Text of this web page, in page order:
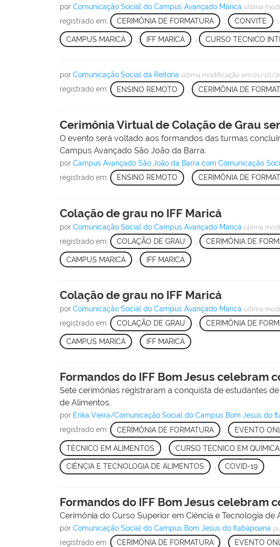
porComunicação Social do Campus Avançado Maricá última
registrado em: CERIMÔNIA DE FORMATURA CONVITE
CAMPUS MARICÁ IFF MARICÁ CURSO TÉCNICO
porComunicação Social da Reitoria última modificação em 01/10/
registrado em: ENSINO REMOTO CERIMÔNIA DE
Cerimônia Virtual de Colação de Grau
O evento será voltado aos formandos das turmas
Campus Avançado São João da Barra.
porCampus Avançado São João da Barra com Comunicação
registrado em: ENSINO REMOTO , CERIMÔNIA DE
Colação de grau no IFF Maricá
porComunicação Social do Campus Avançado Maricá última
registrado em: COLAÇÃO DE GRAU CERIMÔNIA DE
CAMPUS MARICÁ IFF MARICÁ
Colação de grau no IFF Maricá
porComunicação Social do Campus Avançado Maricá última
registrado em: COLAÇÃO DE GRAU , CERIMÔNIA DE
CAMPUS MARICÁ IFF MARICÁ
Formandos do IFF Bom Jesus celebram
Sete cerimônias registraram a conquista de estudantes
de Alimentos.
por Erika Vieira/Comunicação Social do Campus Bom Jesus do
registrado em: CERIMÔNIA DE FORMATURA EVENTO
TÉCNICO EM ALIMENTOS CURSO TÉCNICO EM QUÍMICA
CIÊNCIA E TECNOLOGIA DE ALIMENTOS , COVID-19
Formandos do IFF Bom Jesus celebram
Cerimônia do Curso Superior em Ciência e Tecnologia
porComunicação Social do Campus Bom Jesus do Itabapoana
registrado em: CERIMÔNIA DE FORMATURA EVENTO